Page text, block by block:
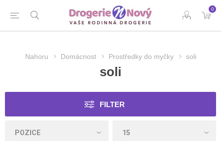
0
Nahoru Domácnost Prostředky do myčky soli
soli
FILTER